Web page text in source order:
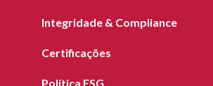
Integridade & Compliance
Certificações
Política ESG